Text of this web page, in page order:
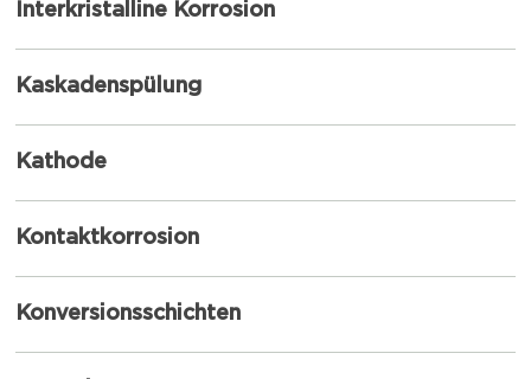
Interkristalline Korrosion
Kaskadenspülung
Kathode
Kontaktkorrosion
Konversionsschichten